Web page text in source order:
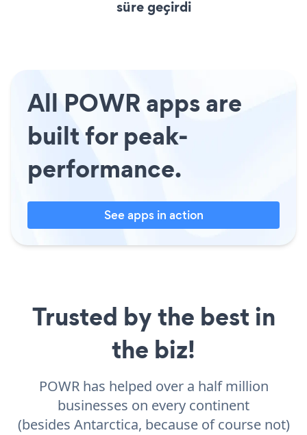
süre geçirdi
All POWR apps are
built for peak-
performance.
See apps in action
Trusted by the best in
the biz!
POWR has helped over a half million
businesses on every continent
(besides Antarctica, because of course not)